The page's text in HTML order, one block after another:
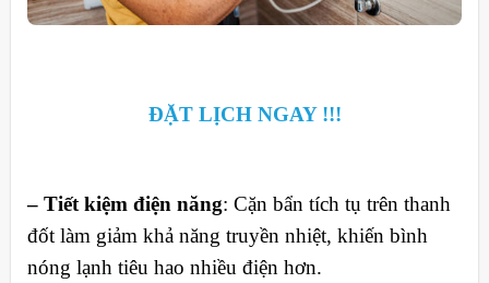
ĐẶT LỊCH NGAY !!!
– Tiết kiệm điện năng: Cặn bẩn tích tụ trên thanh
đốt làm giảm khả năng truyền nhiệt, khiến bình
nóng lạnh tiêu hao nhiều điện hơn.